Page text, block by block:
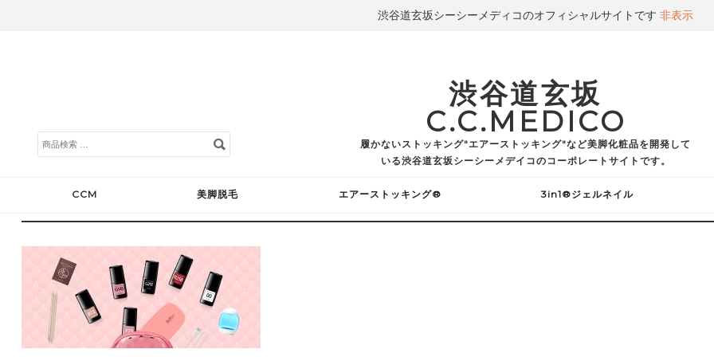
検
索
渋谷道玄坂
C.C.MEDICO
履かないストッキング"エアーストッキング"など美脚化粧品を開発して
いる渋谷道玄坂シーシーメデイコのコーポレートサイトです。
CCM 美脚脱毛 エアーストッキング® 3in1®ジェルネイル
渋谷道玄坂シーシーメディコのオフィシャルサイトです 非表示